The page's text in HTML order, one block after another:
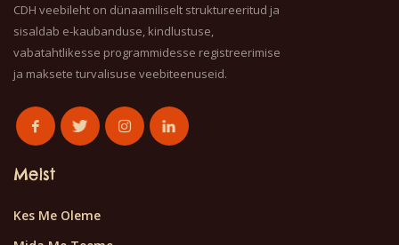
CDH veebileht on dünaamiliselt struktureeritud ja
sisaldab e-kaubanduse, kindlustuse,
vabatahtlikesse programmidesse registreerimise
ja maksete turvalisuse veebiteenuseid.
Meist
Kes Me Oleme